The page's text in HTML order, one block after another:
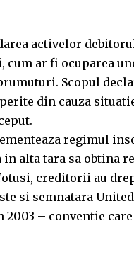
activelor
cum ar fi ocuparea
Scopul
din cauza
regimul
alta tara sa obtina
creditorii au
si semnatara
2003 – conventie